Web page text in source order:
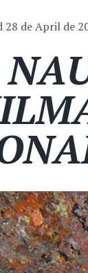
28 de April de